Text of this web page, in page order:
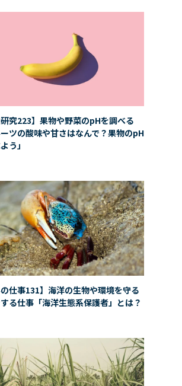
研究223】果物や野菜のpHを調べる
ーツの酸味や甘さはなんで？果物のpH
う」
の仕事131】海洋の生物や環境を守る
る仕事「海洋生態系保護者」とは？